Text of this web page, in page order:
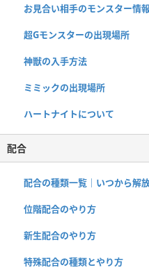
お見合い相手のモンスター情
超Gモンスターの出現場所
神獣の入手方法
ミミックの出現場所
ハートナイトについて
配合
配合の種類一覧｜いつから解
位階配合のやり方
新生配合のやり方
特殊配合の種類とやり方